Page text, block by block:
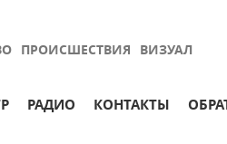
ПРОИСШЕСТВИЯ ВИЗУАЛ
РАДИО КОНТАКТЫ